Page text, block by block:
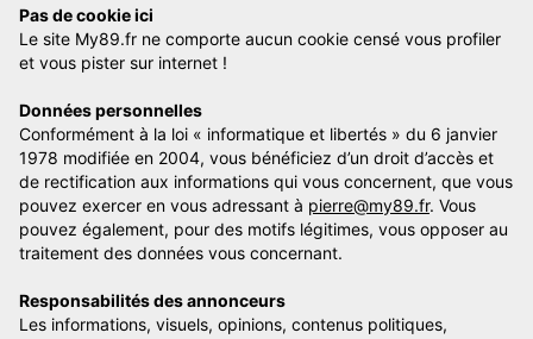
Pas de cookie ici
Le site My89.fr ne comporte aucun cookie censé vous profiler
et vous pister sur internet !
Données personnelles
Conformément à la loi « informatique et libertés » du 6 janvier
1978 modifiée en 2004, vous bénéficiez d’un droit d’accès et
de rectification aux informations qui vous concernent, que vous
pouvez exercer en vous adressant à pierre@my89.fr. Vous
pouvez également, pour des motifs légitimes, vous opposer au
traitement des données vous concernant.
Responsabilités des annonceurs
Les informations, visuels, opinions, contenus politiques,